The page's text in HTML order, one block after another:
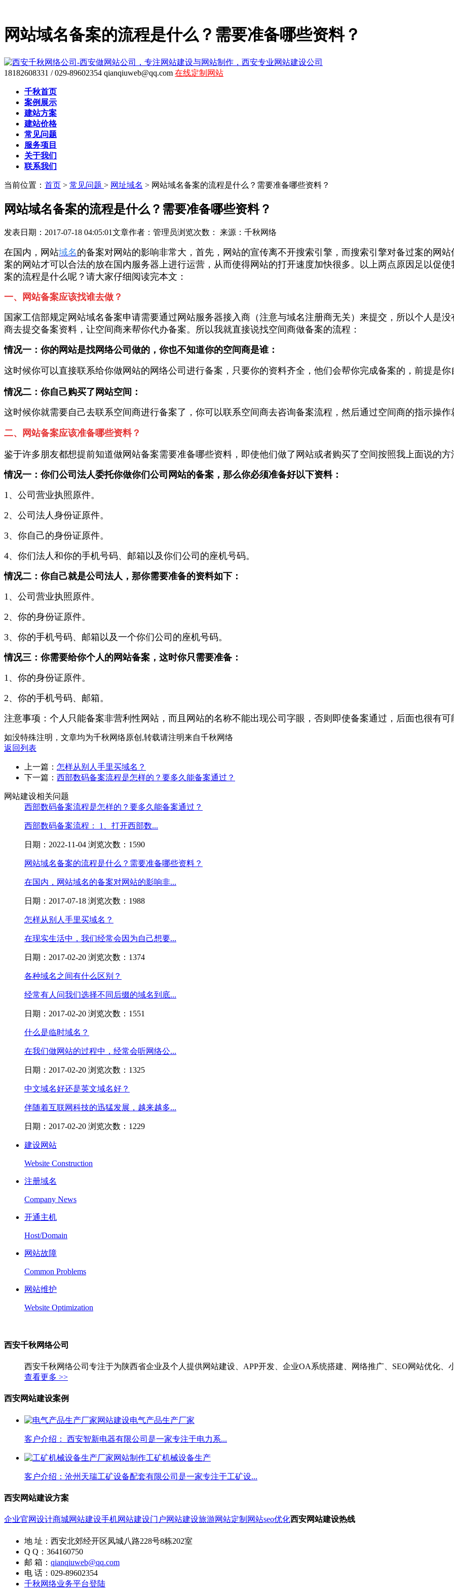
网站域名备案的流程是什么？需要准备哪些资料？
18182608331 / 029-89602354 qianqiuweb@qq.com 在线定制网站
千秋首页
案例展示
建站方案
建站价格
常见问题
服务项目
关于我们
联系我们
当前位置： 首页 > 常见问题 > 网址域名 > 网站域名备案的流程是什么？需要准备哪些资料？
网站域名备案的流程是什么？需要准备哪些资料？
发表日期：2017-07-18 04:05:01文章作者：管理员浏览次数： 来源：千秋网络
在国内，网站域名 的备案对网站的影响非常大，首先，网站的宣传离不开搜索引擎，而搜索引擎对备过案的网
案的网站才可以合法的放在国内服务器上进行运营，从而使得网站的打开速度加快很多。以上两点原因足以促
案的流程是什么呢？请大家仔细阅读完本文：
一、
网站备案应该找谁去做？
国家工信部规定网站域名备案申请需要通过网站服务器接入商（注意与域名注册商无关）来提交，所以个人是
商去提交备案资料，让空间商来帮你代办备案。所以我就直接说找空间商做备案的流程：
情况一：你的网站是找网络公司做的，你也不知道你的空间商是谁：
这时候你可以直接联系给你做网站的网络公司进行备案，只要你的资料齐全，他们会帮你完成备案的，前提是你
情况二：你自己购买了网站空间：
这时候你就需要自己去联系空间商进行备案了，你可以联系空间商去咨询备案流程，然后通过空间商的指示操作
二、网站备案应该准备哪些资料？
鉴于许多朋友都想提前知道做网站备案需要准备哪些资料，即使他们做了网站或者购买了空间按照我上面说的
情况一：你们公司法人委托你做你们公司网站的备案，那么你必须准备好以下资料：
1、公司营业执照原件。
2、公司法人身份证原件。
3、你自己的身份证原件。
4、你们法人和你的手机号码、邮箱以及你们公司的座机号码。
情况二：你自己就是公司法人，那你需要准备的资料如下：
1、公司营业执照原件。
2、你的身份证原件。
3、你的手机号码、邮箱以及一个你们公司的座机号码。
情况三：你需要给你个人的网站备案，这时你只需要准备：
1、你的身份证原件。
2、你的手机号码、邮箱。
注意事项：个人只能备案非营利性网站，而且网站的名称不能出现公司字眼，否则即使备案通过，后面也很有可
如没特殊注明，文章均为千秋网络原创,转载请注明来自千秋网络
返回列表
上一篇： 怎样从别人手里买域名？
下一篇： 西部数码备案流程是怎样的？要多久能备案通过？
网站建设相关问题
西部数码备案流程是怎样的？要多久能备案通过？
西部数码备案流程： 1、打开西部数...
日期：2022-11-04 浏览次数：1590
网站域名备案的流程是什么？需要准备哪些资料？
在国内，网站域名的备案对网站的影响非...
日期：2017-07-18 浏览次数：1988
怎样从别人手里买域名？
在现实生活中，我们经常会因为自己想要...
日期：2017-02-20 浏览次数：1374
各种域名之间有什么区别？
经常有人问我们选择不同后缀的域名到底...
日期：2017-02-20 浏览次数：1551
什么是临时域名？
在我们做网站的过程中，经常会听网络公...
日期：2017-02-20 浏览次数：1325
中文域名好还是英文域名好？
伴随着互联网科技的迅猛发展，越来越多...
日期：2017-02-20 浏览次数：1229
建设网站
Website Construction
注册域名
Company News
开通主机
Host/Domain
网站故障
Common Problems
网站维护
Website Optimization
西安千秋网络公司
西安千秋网络公司专注于为陕西省企业及个人提供网站建设、APP开发、企业OA系统搭建、网络推广、SEO网站优化、
查看更多 >>
西安网站建设案例
电气产品生产厂家
客户介绍： 西安智新电器有限公司是一家专注于电力系...
工矿机械设备生产
客户介绍：沧州天瑞工矿设备配套有限公司是一家专注于工矿设...
西安网站建设方案
企业官网设计商城网站建设手机网站建设门户网站建设旅游网站定制 网站seo优化西安网站建设热线
地 址：西安北郊经开区凤城八路228号8栋202室
Q Q：364160750
邮 箱： qianqiuweb@qq.com
电 话：029-89602354
千秋网络业务平台登陆